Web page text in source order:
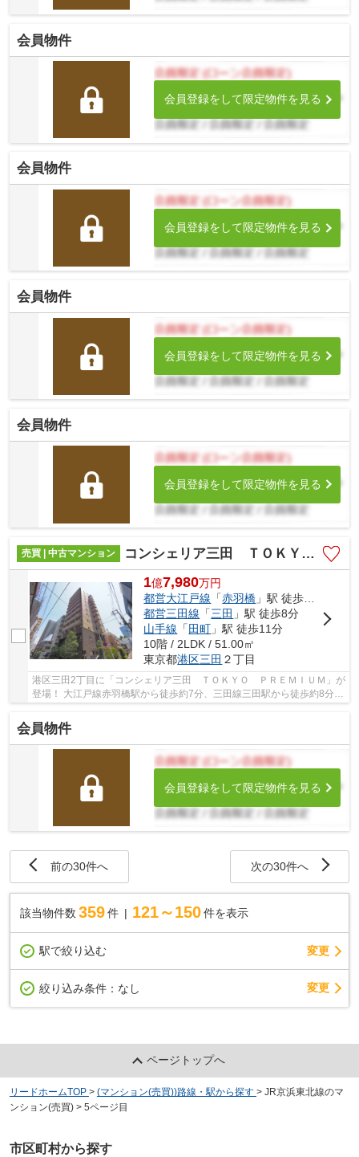
会員物件
会員登録をして限定物件を見る
会員物件
会員登録をして限定物件を見る
会員物件
会員登録をして限定物件を見る
会員物件
会員登録をして限定物件を見る
売買 | 中古マンション コンシェリア三田 ＴＯＫＹＯ ＰＲＥＭＩＵＭ
1億7,980万円
都営大江戸線 「赤羽橋 」駅 徒歩7分
都営三田線 「三田 」駅 徒歩8分
山手線 「 田町 」駅 徒歩11分
10階 / 2LDK / 51.00㎡
東京都港区三田 ２丁目
港区三田2丁目に「コンシェリア三田 ＴＯＫＹＯ ＰＲＥＭＩＵＭ」が
登場！ 大江戸線赤羽橋駅から徒歩約7分、三田線三田駅から徒歩約8分、
会員物件
会員登録をして限定物件を見る
前の30件へ 次の30件へ
該当物件数 359件 121～150 件を表示
駅で絞り込む 変更
絞り込み条件： なし 変更
ページトップへ
リードホームTOP > (マンション(売買))路線・駅から探す > JR京浜東北線のマ
ンション(売買) > 5ページ目
市区町村から探す